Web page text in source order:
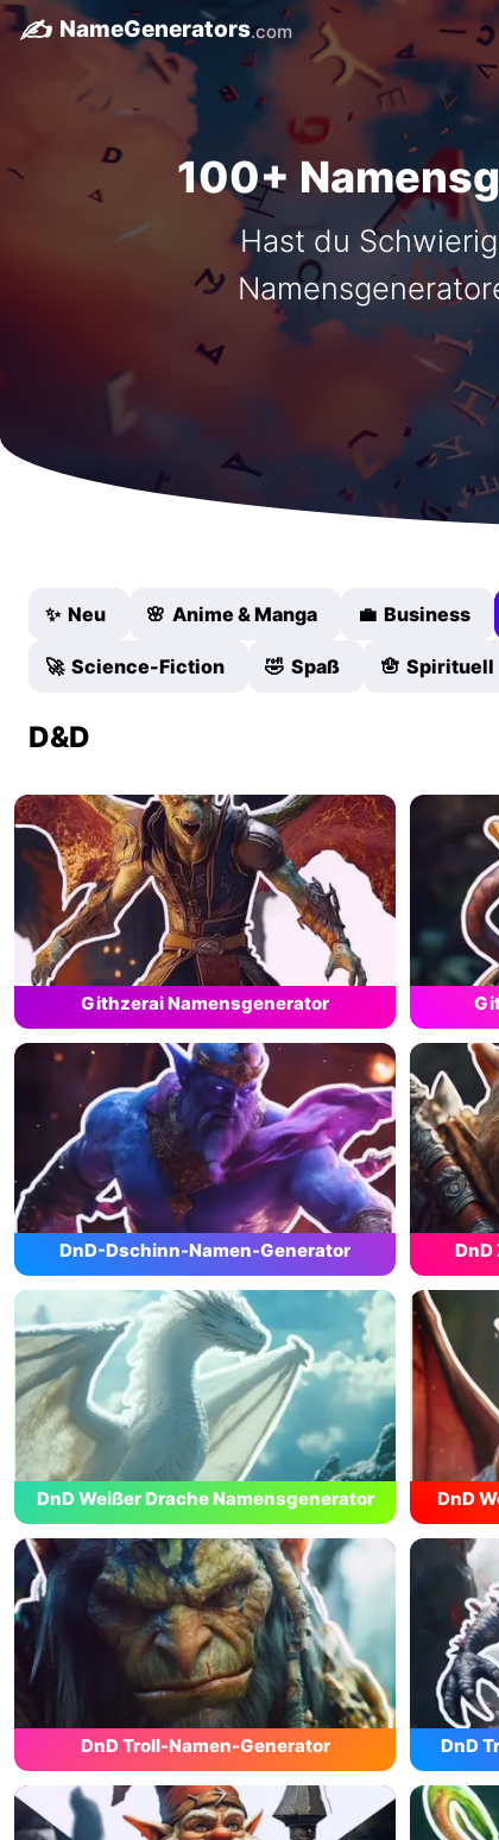
✍️ NameGenerators.com
100+
Hast du
✨ Neu 🌸 Anime & Manga 💼 Business
🚀 Science-Fiction 🤣 Spaß 🪬 Spirituell
D&D
Githzerai Namensgenerator
DnD-Dschinn-Namen-Generator
DnD Weißer Drache Namensgenerator DnD
DnD Troll-Namen-Generator DnD